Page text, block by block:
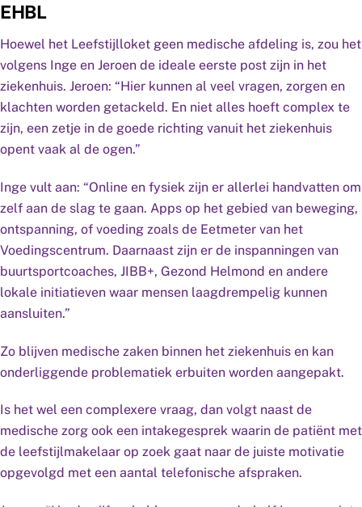
EHBL
Hoewel het Leefstijlloket geen medische afdeling is, zou het
volgens Inge en Jeroen de ideale eerste post zijn in het
ziekenhuis. Jeroen: “Hier kunnen al veel vragen, zorgen en
klachten worden getackeld. En niet alles hoeft complex te
zijn, een zetje in de goede richting vanuit het ziekenhuis
opent vaak al de ogen.”
Inge vult aan: “Online en fysiek zijn er allerlei handvatten om
zelf aan de slag te gaan. Apps op het gebied van beweging,
ontspanning, of voeding zoals de Eetmeter van het
Voedingscentrum. Daarnaast zijn er de inspanningen van
buurtsportcoaches, JIBB+, Gezond Helmond en andere
lokale initiatieven waar mensen laagdrempelig kunnen
aansluiten.”
Zo blijven medische zaken binnen het ziekenhuis en kan
onderliggende problematiek erbuiten worden aangepakt.
Is het wel een complexere vraag, dan volgt naast de
medische zorg ook een intakegesprek waarin de patiënt met
de leefstijlmakelaar op zoek gaat naar de juiste motivatie
opgevolgd met een aantal telefonische afspraken.